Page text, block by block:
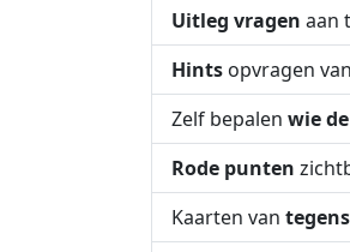
Uitleg vragen aan
Hints opvragen
Zelf bepalen wie
Rode punten
Kaarten van